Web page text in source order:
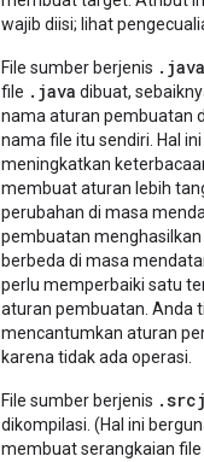
wajib diisi; lihat
File sumber berjenis .java
file .java dibuat,
nama aturan pembuatan
nama file itu sendiri. Hal
meningkatkan
membuat aturan lebih
perubahan di masa
pembuatan menghasilkan
berbeda di masa
perlu memperbaiki satu
aturan pembuatan. Anda
mencantumkan aturan
karena tidak ada operasi.
File sumber berjenis
dikompilasi. (Hal ini
membuat serangkaian file